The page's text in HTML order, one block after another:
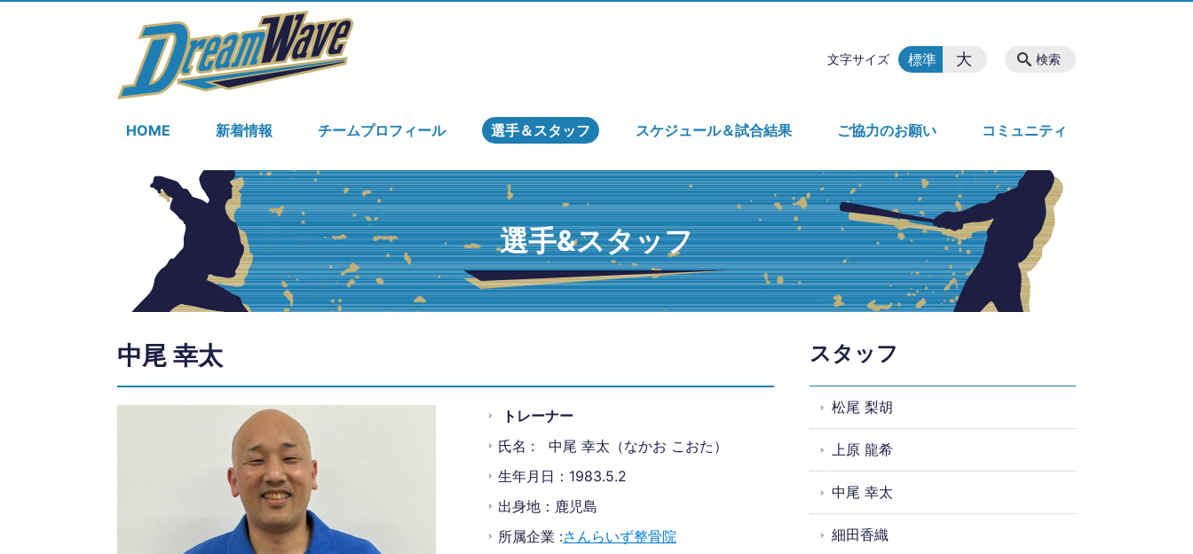
HOME 新着情報 チームプロフィール 選手＆スタッフ スケジュール＆試合結果 ご協力のお願い コミュニティ
検索
文字サイズ 標準 大
選手&スタッフ
中尾 幸太
トレーナー
氏名 : 中尾 幸太（なかお こおた）
生年月日：1983.5.2
出身地：鹿児島
所属企業 :さんらいず整骨院
スタッフ
松尾 梨胡
上原 龍希
中尾 幸太
細田香織